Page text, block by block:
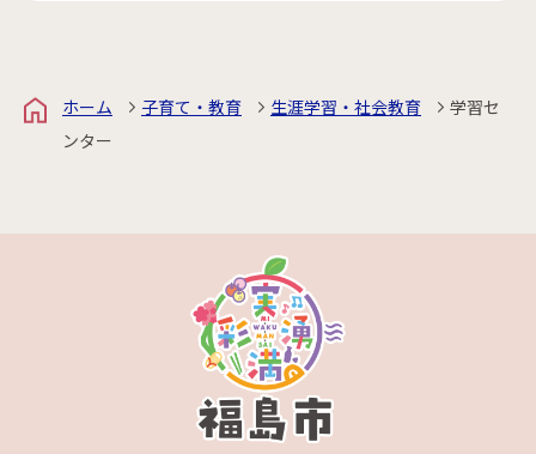
ホーム 子育て・教育 生涯学習・社会教育
学習セ
ンター